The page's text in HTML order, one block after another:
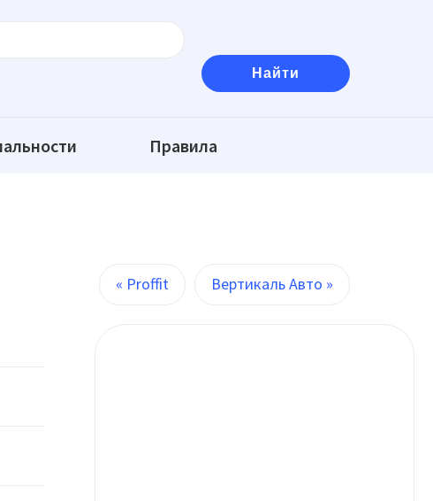
Правила
« Proffit Вертикаль Авто »